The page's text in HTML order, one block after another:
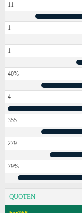
11
1
1
40%
4
355
279
79%
QUOTEN